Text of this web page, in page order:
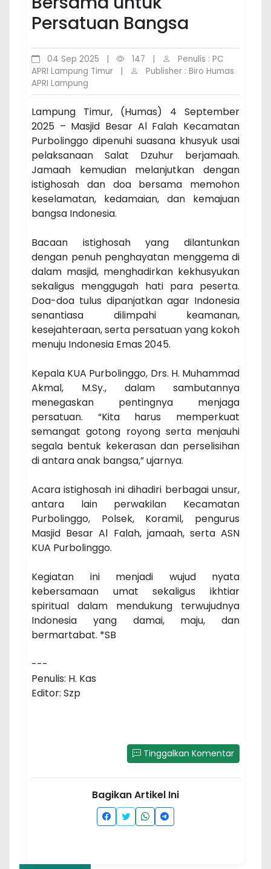
Persatuan Bangsa
04 Sep 2025 | 147 |
Penulis : PC
APRI Lampung Timur
|
Publisher : Biro Humas
APRI Lampung
Lampung Timur, (Humas) 4 September
2025 – Masjid Besar Al Falah Kecamatan
Purbolinggo dipenuhi suasana khusyuk usai
pelaksanaan Salat Dzuhur berjamaah.
Jamaah kemudian melanjutkan dengan
istighosah dan doa bersama memohon
keselamatan, kedamaian, dan kemajuan
bangsa Indonesia.
Bacaan istighosah yang dilantunkan
dengan penuh penghayatan menggema di
dalam masjid, menghadirkan kekhusyukan
sekaligus menggugah hati para peserta.
Doa-doa tulus dipanjatkan agar Indonesia
senantiasa dilimpahi keamanan,
kesejahteraan, serta persatuan yang kokoh
menuju Indonesia Emas 2045.
Kepala KUA Purbolinggo, Drs. H. Muhammad
Akmal, M.Sy., dalam sambutannya
menegaskan pentingnya menjaga
persatuan. “Kita harus memperkuat
semangat gotong royong serta menjauhi
segala bentuk kekerasan dan perselisihan
di antara anak bangsa,” ujarnya.
Acara istighosah ini dihadiri berbagai unsur,
antara lain perwakilan Kecamatan
Purbolinggo, Polsek, Koramil, pengurus
Masjid Besar Al Falah, jamaah, serta ASN
KUA Purbolinggo.
Kegiatan ini menjadi wujud nyata
kebersamaan umat sekaligus ikhtiar
spiritual dalam mendukung terwujudnya
Indonesia yang damai, maju, dan
bermartabat. *SB
---
Penulis: H. Kas
Editor: Szp
Tinggalkan Komentar
Bagikan Artikel Ini